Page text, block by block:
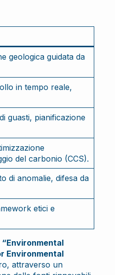
geologica guidata da
in tempo reale,
guasti, pianificazione
del carbonio (CCS).
di anomalie, difesa da
etici e
“Environmental
Environmental
attraverso un